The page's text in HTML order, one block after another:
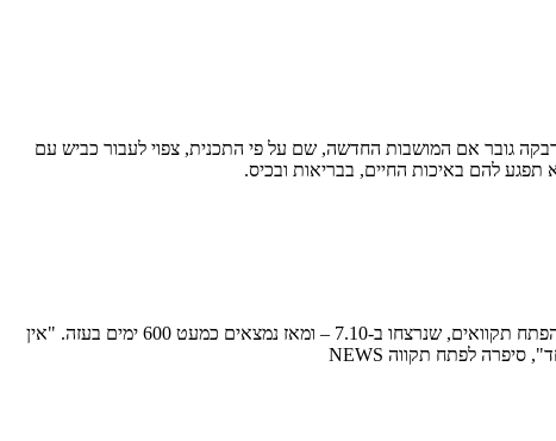
6", אמר לנו היום אחד מדיירי הקומות הגבוהות ברח' רבקה גובר אם המושבות החדשה, שם על פי התכנית, צפוי לעבור כביש עם
להם באיכות החיים, בבריאות ובכיס.
עשרות תושבים הגיעו מתחת לגשר אסף חממי במתחם חצי חינם, לעצרת נוספת הקוראת להחזרה מיידית של כל החטופים, ביניהם הימן ועידן שתיוי הפתח תקוואים, שנרצחו ב-7.10 – ומאז נמצאים כמעט 600 ימים בעזה. "אין